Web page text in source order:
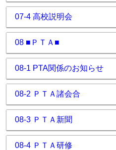
07-4 高校説明会
08 ■ＰＴＡ■
08-1 PTA関係のお知らせ
08-2 ＰＴＡ諸会合
08-3 ＰＴＡ新聞
08-4 ＰＴＡ研修